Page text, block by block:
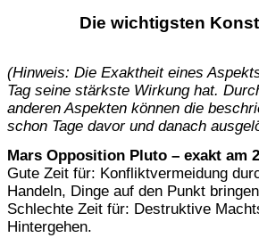
Die wichtigsten
(Hinweis: Die Exaktheit eines
Tag seine stärkste Wirkung hat.
anderen Aspekten können die
schon Tage davor und danach
Mars Opposition Pluto – exakt am
Gute Zeit für: Konfliktvermeidung
Handeln, Dinge auf den Punkt
Schlechte Zeit für: Destruktive
Hintergehen.